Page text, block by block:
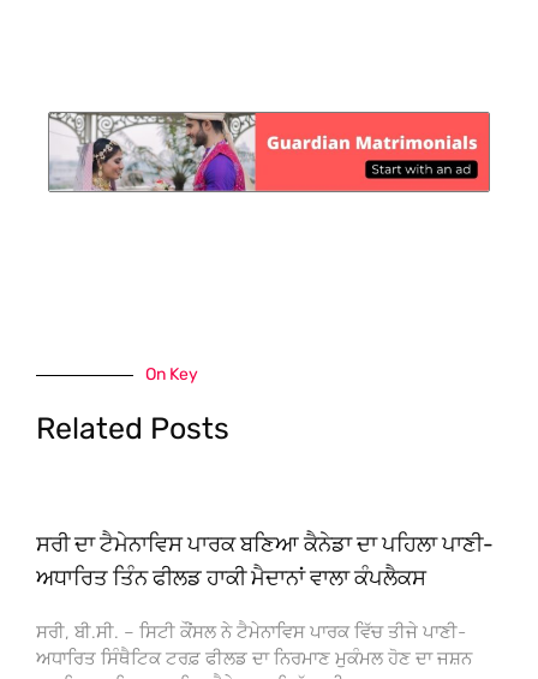
On Key
Related Posts
ਸਰੀ ਦਾ ਟੈਮੇਨਾਵਿਸ ਪਾਰਕ ਬਣਿਆ ਕੈਨੇਡਾ ਦਾ ਪਹਿਲਾ ਪਾਣੀ-
ਅਧਾਰਿਤ ਤਿੰਨ ਫੀਲਡ ਹਾਕੀ ਮੈਦਾਨਾਂ ਵਾਲਾ ਕੰਪਲੈਕਸ
ਸਰੀ, ਬੀ.ਸੀ. – ਸਿਟੀ ਕੌਂਸਲ ਨੇ ਟੈਮੇਨਾਵਿਸ ਪਾਰਕ ਵਿੱਚ ਤੀਜੇ ਪਾਣੀ-
ਅਧਾਰਿਤ ਸਿੰਥੈਟਿਕ ਟਰਫ਼ ਫੀਲਡ ਦਾ ਨਿਰਮਾਣ ਮੁਕੰਮਲ ਹੋਣ ਦਾ ਜਸ਼ਨ